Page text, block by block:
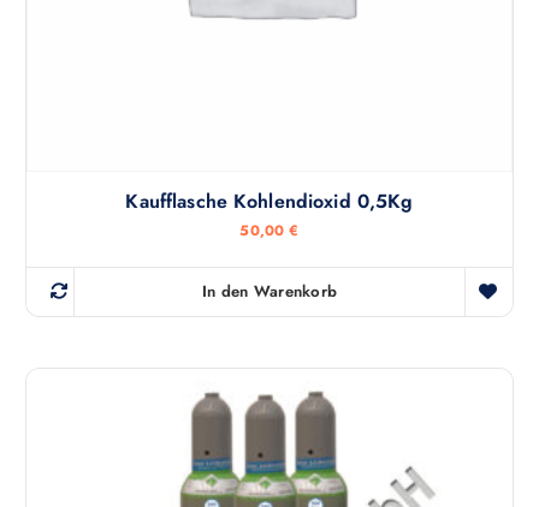
Kaufflasche Kohlendioxid 0,5Kg
50,00€
In den Warenkorb